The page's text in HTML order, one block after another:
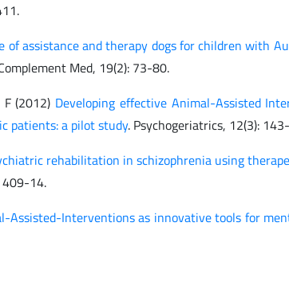
of assistance and therapy dogs for children with
Med, 19(2): 73-80.
(2012) Developing effective Animal-Assisted
patients: a pilot study. Psychogeriatrics, 12(3):
rehabilitation in schizophrenia using
409-14.
Assisted-Interventions as innovative tools for